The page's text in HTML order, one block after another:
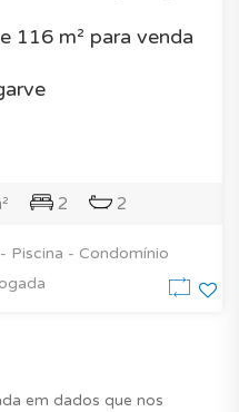
116 m² para venda
2 2
Piscina - Condomínio
em dados que nos